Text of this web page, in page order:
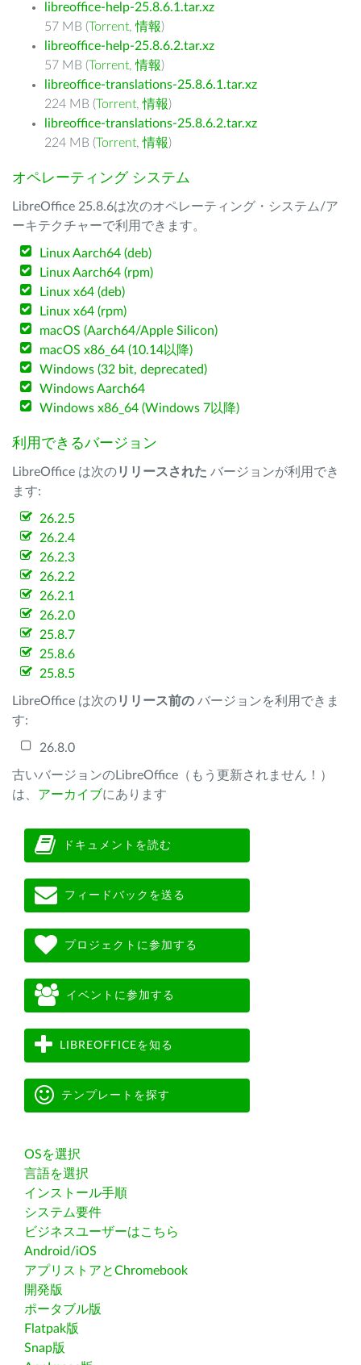
libreoffice-help-25.8.6.1.tar.xz
57 MB (Torrent,情報)
libreoffice-help-25.8.6.2.tar.xz
57 MB (Torrent,情報)
libreoffice-translations-25.8.6.1.tar.xz
224 MB (Torrent,情報)
libreoffice-translations-25.8.6.2.tar.xz
224 MB (Torrent,情報)
オペレーティング システム
LibreOffice 25.8.6は次のオペレーティング・システム/ア
ーキテクチャーで利用できます。
Linux Aarch64 (deb)
Linux Aarch64 (rpm)
Linux x64 (deb)
Linux x64 (rpm)
macOS (Aarch64/Apple Silicon)
macOS x86_64 (10.14以降)
Windows (32 bit, deprecated)
Windows Aarch64
Windows x86_64 (Windows 7以降)
利用できるバージョン
LibreOffice は次のリリースされた バージョンが利用でき
ます:
26.2.5
26.2.4
26.2.3
26.2.2
26.2.1
26.2.0
25.8.7
25.8.6
25.8.5
LibreOffice は次のリリース前の バージョンを利用できま
す:
26.8.0
古いバージョンのLibreOffice（もう更新されません！）
は、 アーカイブにあります
ドキュメントを読む
フィードバックを送る
プロジェクトに参加する
イベントに参加する
LIBREOFFICEを知る
テンプレートを探す
OSを選択
言語を選択
インストール手順
システム要件
ビジネスユーザーはこちら
Android/iOS
アプリストアとChromebook
開発版
ポータブル版
Flatpak版
Snap版